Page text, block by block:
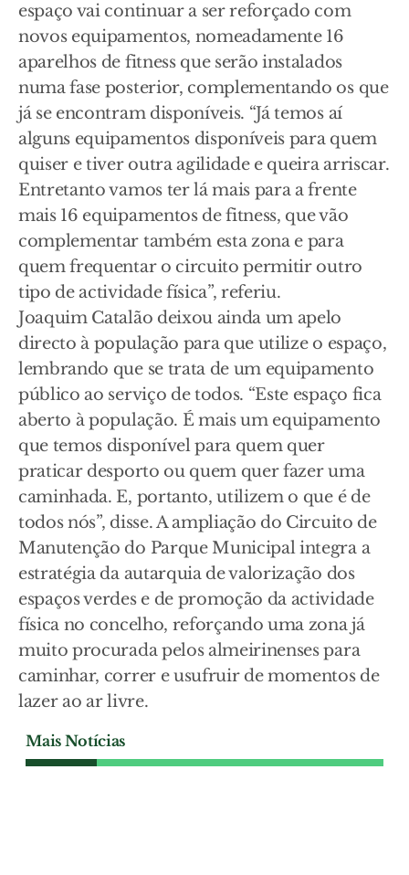
espaço vai continuar a ser reforçado com
novos equipamentos, nomeadamente 16
aparelhos de fitness que serão instalados
numa fase posterior, complementando os que
já se encontram disponíveis. “Já temos aí
alguns equipamentos disponíveis para quem
quiser e tiver outra agilidade e queira arriscar.
Entretanto vamos ter lá mais para a frente
mais 16 equipamentos de fitness, que vão
complementar também esta zona e para
quem frequentar o circuito permitir outro
tipo de actividade física”, referiu.
Joaquim Catalão deixou ainda um apelo
directo à população para que utilize o espaço,
lembrando que se trata de um equipamento
público ao serviço de todos. “Este espaço fica
aberto à população. É mais um equipamento
que temos disponível para quem quer
praticar desporto ou quem quer fazer uma
caminhada. E, portanto, utilizem o que é de
todos nós”, disse. A ampliação do Circuito de
Manutenção do Parque Municipal integra a
estratégia da autarquia de valorização dos
espaços verdes e de promoção da actividade
física no concelho, reforçando uma zona já
muito procurada pelos almeirinenses para
caminhar, correr e usufruir de momentos de
lazer ao ar livre.
Mais Notícias